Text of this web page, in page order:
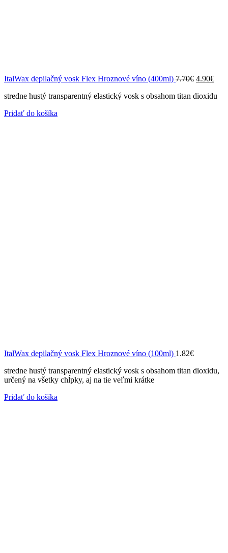
ItalWax depilačný vosk Flex Hroznové víno (400ml) 7.70€ Pôvodná
bola:
4.90€
je:
stredne hustý transparentný elastický vosk s obsahom titan dioxidu
Pridať do košíka
ItalWax depilačný vosk Flex Hroznové víno (100ml) 1.82€
stredne hustý transparentný elastický vosk s obsahom titan dioxidu,
určený na všetky chĺpky, aj na tie veľmi krátke
Pridať do košíka